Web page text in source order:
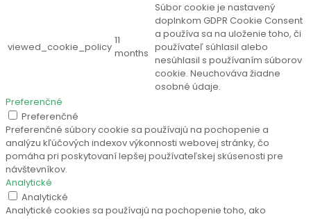
viewed_cookie_policy
11
months
Súbor cookie je nastavený
doplnkom GDPR Cookie Consent
a používa sa na uloženie toho, či
používateľ súhlasil alebo
nesúhlasil s používaním súborov
cookie. Neuchováva žiadne
osobné údaje.
Preferenčné
Preferenčné
Preferenčné súbory cookie sa používajú na pochopenie a
analýzu kľúčových indexov výkonnosti webovej stránky, čo
pomáha pri poskytovaní lepšej používateľskej skúsenosti pre
návštevníkov.
Analytické
Analytické
Analytické cookies sa používajú na pochopenie toho, ako